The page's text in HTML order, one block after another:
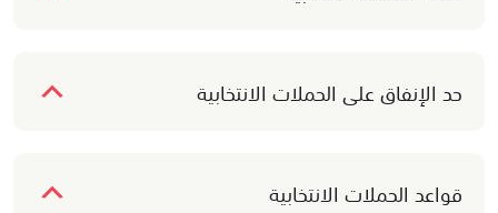
حد الإنفاق على الحملات الانتخابية
قواعد الحملات الانتخابية